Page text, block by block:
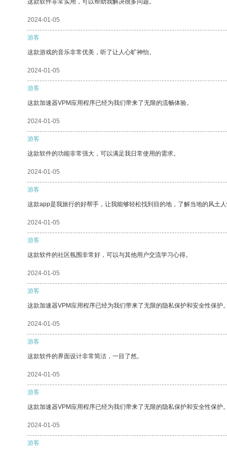
这款软件非常实用，可以帮助我解决很多问题。
2024-01-05
游客
这款游戏的音乐非常优美，听了让人心旷神怡。
2024-01-05
游客
这款加速器VPM应用程序已经为我们带来了无限的流畅体验。
2024-01-05
游客
这款软件的功能非常强大，可以满足我日常使用的需求。
2024-01-05
游客
这款app是我旅行的好帮手，让我能够轻松找到目的地，了解当地的风土
2024-01-05
游客
这款软件的社区氛围非常好，可以与其他用户交流学习心得。
2024-01-05
游客
这款加速器VPM应用程序已经为我们带来了无限的隐私保护和安全性保护
2024-01-05
游客
这款软件的界面设计非常简洁，一目了然。
2024-01-05
游客
这款加速器VPM应用程序已经为我们带来了无限的隐私保护和安全性保护
2024-01-05
游客